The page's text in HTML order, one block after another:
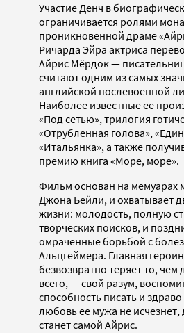
Участие Денч в
ограничивается ролями
проникновенной драме
Ричарда Эйра актриса
Айрис Мёрдок —
считают одним из самых
английской послевоенной
Наиболее известные ее
«Под сетью», трилогия
«Отрубленная голова»,
«Итальянка», а также
премию книга «Море, море».
Фильм основан на мемуарах
Джона Бейли, и охватывает
жизни: молодость, полную
творческих поисков, и
омраченные борьбой с
Альцгеймера. Главная
безвозвратно теряет то,
всего, — свой разум,
способность писать и
любовь ее мужа не исчезнет,
станет самой Айрис.